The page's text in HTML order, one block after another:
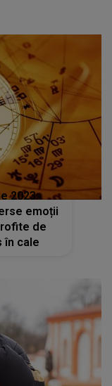
2023:
emoții
de
în cale